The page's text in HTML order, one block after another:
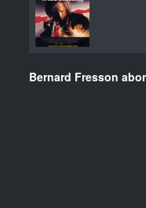
Bernard Fresson